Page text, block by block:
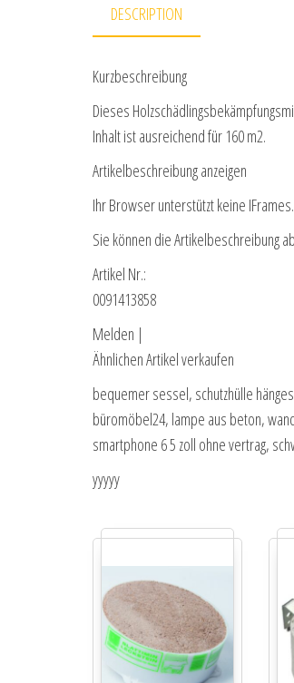
DESCRIPTION
Kurzbeschreibung
Dieses
Inhalt ist ausreichend für 160 m2.
Artikelbeschreibung anzeigen
Ihr Browser unterstützt keine IFrames.
Sie können die Artikelbeschreibung
Artikel Nr.:
0091413858
Melden |
Ähnlichen Artikel verkaufen
bequemer sessel, schutzhülle
büromöbel24, lampe aus beton,
smartphone 6 5 zoll ohne vertrag,
yyyyy